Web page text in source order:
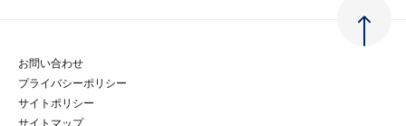
金融経済教育等
マルチステークホルダー方針
大和総研の歩み
経験者採用
お問い合わせ
プライバシーポリシー
サイトポリシー
サイトマップ